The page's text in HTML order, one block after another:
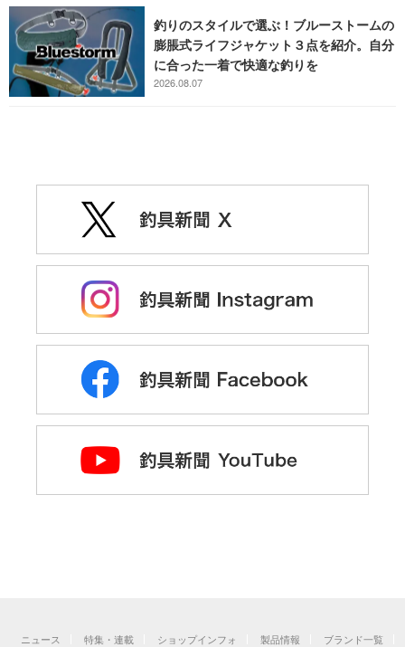
釣りのスタイルで選ぶ！ブルーストームの
膨脹式ライフジャケット３点を紹介。自分
に合った一着で快適な釣りを
2026.08.07
ニュース 特集・連載 ショップインフォ 製品情報 ブランド一覧